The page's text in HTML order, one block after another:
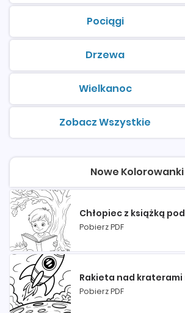
Pociągi
kolorowanki do
Drzewakolorowanki do
Wielkanockolorowanki do
Zobacz Wszystkie
kolorowanki do
Nowe Kolorowanki
Chłopiec z książką
Pobierz PDF
Rakieta nad kraterami
Pobierz PDF